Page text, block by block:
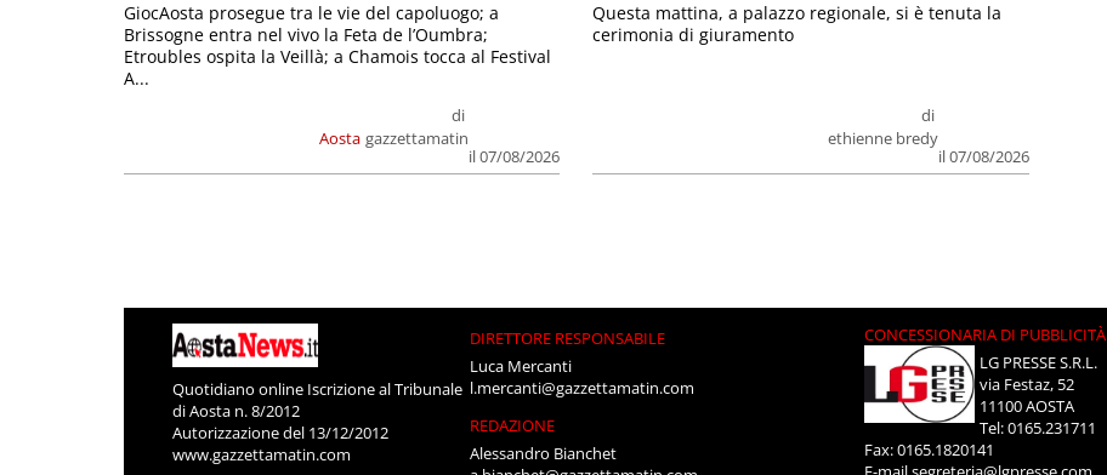
Aosta
di
gazzettamatin
il 07/08/2026
GiocAosta prosegue tra le vie del capoluogo; a
Brissogne entra nel vivo la Feta de l’Oumbra;
Etroubles ospita la Veillà; a Chamois tocca al Festival
A...
di
ethienne bredy
il 07/08/2026
Questa mattina, a palazzo regionale, si è tenuta la
cerimonia di giuramento
Quotidiano online Iscrizione al Tribunale
di Aosta n. 8/2012
Autorizzazione del 13/12/2012
www.gazzettamatin.com
DIRETTORE RESPONSABILE
Luca Mercanti
l.mercanti@gazzettamatin.com
REDAZIONE
Alessandro Bianchet
CONCESSIONARIA DI PUBBLICITÀ
LG PRESSE S.R.L.
via Festaz, 52
11100 AOSTA
Tel: 0165.231711
Fax: 0165.1820141